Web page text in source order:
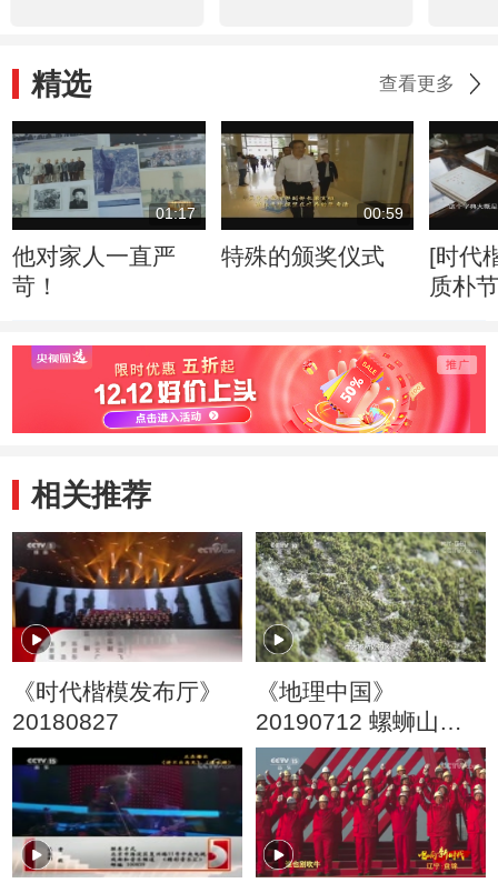
精选 查看更多
01:17
他对家人一直严
苛！
00:59
特殊的颁奖仪式
[时代
质朴节俭
相关推荐
《时代楷模发布厅》
20180827
《地理中国》
20190712 螺蛳山奇
观 上